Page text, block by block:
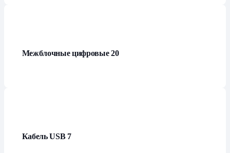
Межблочные цифровые20
Кабель USB 7